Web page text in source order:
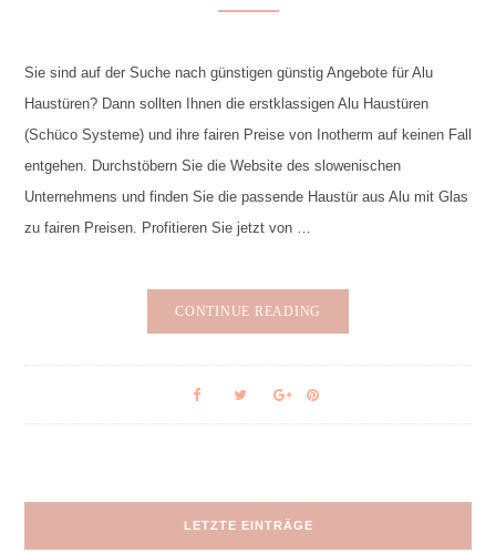
Sie sind auf der Suche nach günstigen günstig Angebote für Alu
Haustüren? Dann sollten Ihnen die erstklassigen Alu Haustüren
(Schüco Systeme) und ihre fairen Preise von Inotherm auf keinen Fall
entgehen. Durchstöbern Sie die Website des slowenischen
Unternehmens und finden Sie die passende Haustür aus Alu mit Glas
zu fairen Preisen. Profitieren Sie jetzt von …
CONTINUE READING
LETZTE EINTRÄGE